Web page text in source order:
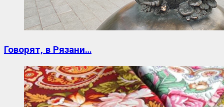
Говорят, в Рязани…